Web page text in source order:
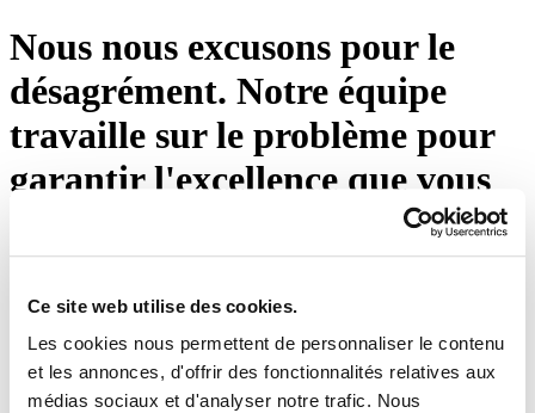
Ce site web utilise des cookies.
Les cookies nous permettent de personnaliser le contenu
et les annonces, d'offrir des fonctionnalités relatives aux
médias sociaux et d'analyser notre trafic. Nous
Nous nous excusons pour le
désagrément. Notre équipe
travaille sur le problème pour
garantir l'excellence que vous
attendez d'Eton Shirts. Veuillez
appuyer sur le bouton ci-
dessous ou visiter notre page
d'accueil.